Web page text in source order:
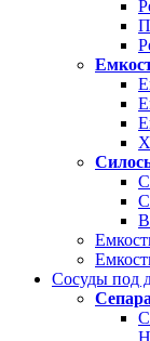
Сосуды под